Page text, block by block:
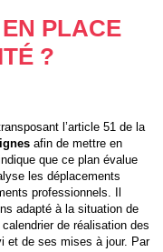
PLACE
?
l’article 51 de la
afin de mettre en
que ce plan évalue
les déplacements
professionnels. Il
adapté à la situation de
de réalisation des
et de ses mises à jour. Par